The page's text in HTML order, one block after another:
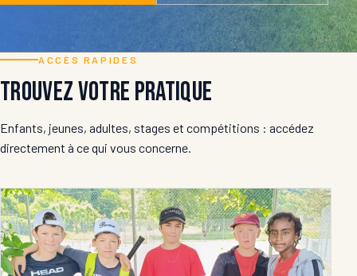
ACCÈS RAPIDES
Trouvez votre pratique
Enfants, jeunes, adultes, stages et compétitions : accédez
directement à ce qui vous concerne.